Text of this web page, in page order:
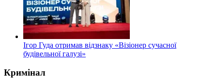
Ігор Гуда отримав відзнаку «Візіонер сучасної
будівельної галузі»
Кримінал